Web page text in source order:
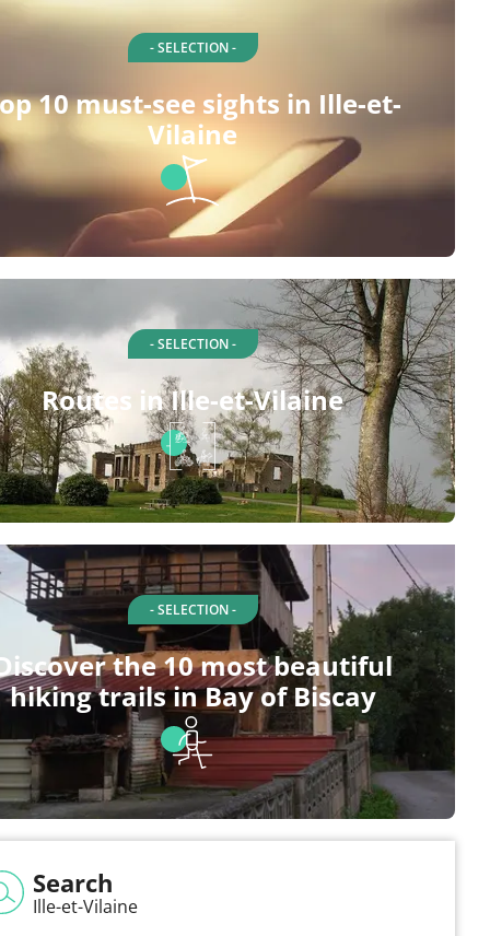
- SELECTION -
10 must-see sights in Ille-et-
Vilaine
- SELECTION -
Routes in Ille-et-Vilaine
- SELECTION -
the 10 most beautiful
hiking trails in Bay of Biscay
Search
Ille-et-Vilaine